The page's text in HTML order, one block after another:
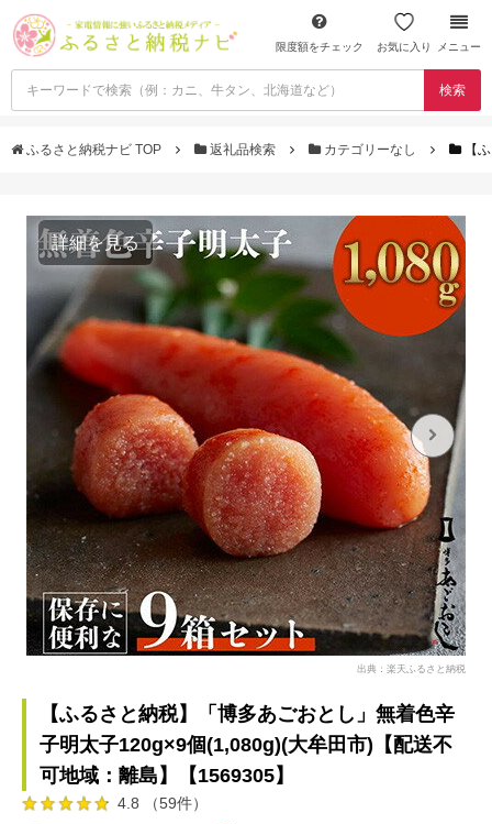
限度額をチェック お気に入り メニュー
検索
ふるさと納税ナビ TOP 返礼品検索 カテゴリーなし 【
詳細を見る
出典：楽天ふるさと納税
【ふるさと納税】「博多あごおとし」無着色辛
子明太子120g×9個(1,080g)(大牟田市)【配送不
可地域：離島】【1569305】
4.8 （59件）